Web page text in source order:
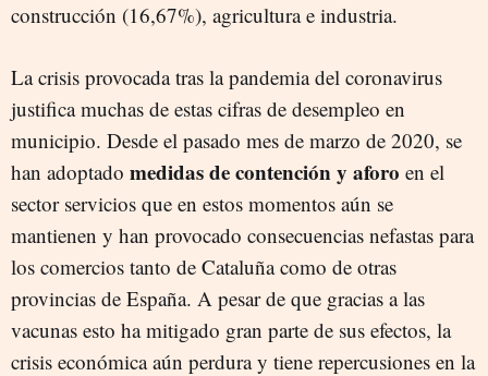
construcción (16,67%), agricultura e industria.
La crisis provocada tras la pandemia del coronavirus
justifica muchas de estas cifras de desempleo en
municipio. Desde el pasado mes de marzo de 2020, se
han adoptado medidas de contención y aforo en el
sector servicios que en estos momentos aún se
mantienen y han provocado consecuencias nefastas para
los comercios tanto de Cataluña como de otras
provincias de España. A pesar de que gracias a las
vacunas esto ha mitigado gran parte de sus efectos, la
crisis económica aún perdura y tiene repercusiones en la